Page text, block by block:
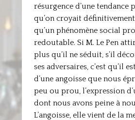
résurgence d’une tendance
qu’on croyait
qu’un phénomène social
redoutable. Si M. Le Pen
plus qu’il ne séduit, s’il
ses adversaires, c’est qu’il
d’une angoisse que nous
peu ou prou, l’expression
dont nous avons peine à
L’angoisse, elle vient de la